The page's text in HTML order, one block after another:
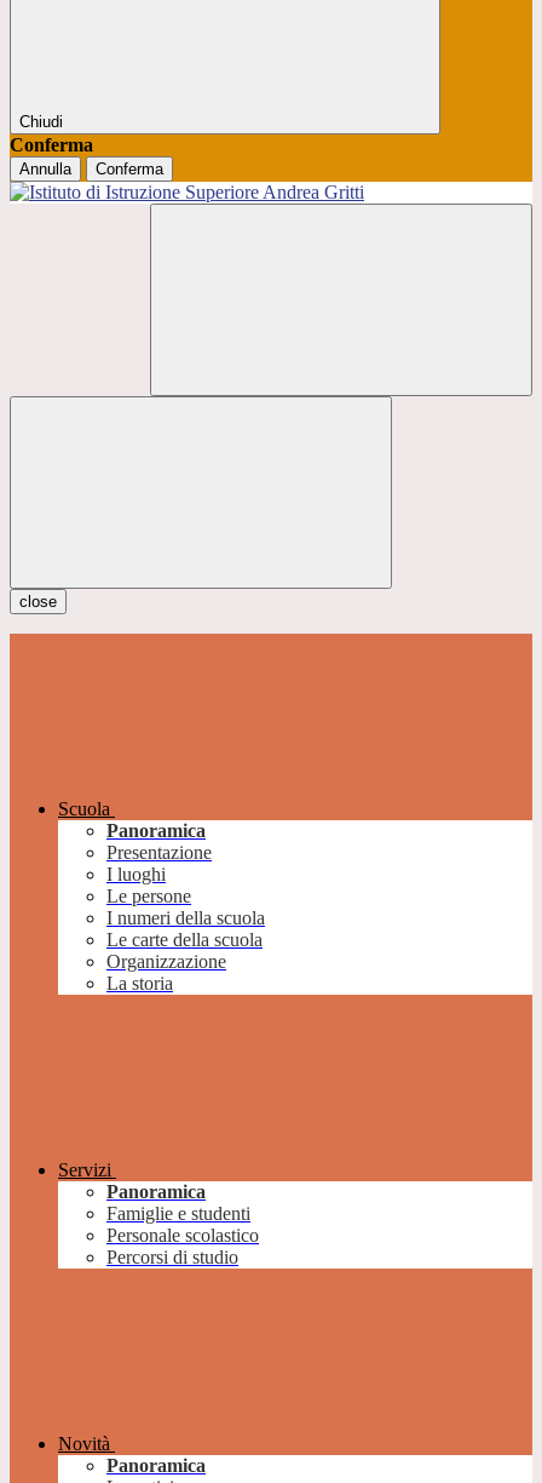
Chiudi
Conferma
Annulla Conferma
close
Scuola
Panoramica
Presentazione
I luoghi
Le persone
I numeri della scuola
Le carte della scuola
Organizzazione
La storia
Servizi
Panoramica
Famiglie e studenti
Personale scolastico
Percorsi di studio
Novità
Panoramica